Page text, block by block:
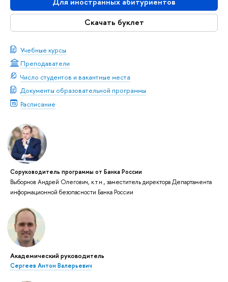
Скачать буклет
Учебные курсы
Преподаватели
Число студентов и вакантные места
Документы образовательной программы
Расписание
Соруководитель программы от Банка России
Выборнов Андрей Олегович, к.т.н., заместитель директора Департамента
информационной безопасности Банка России
Академический руководитель
Сергеев Антон Валерьевич